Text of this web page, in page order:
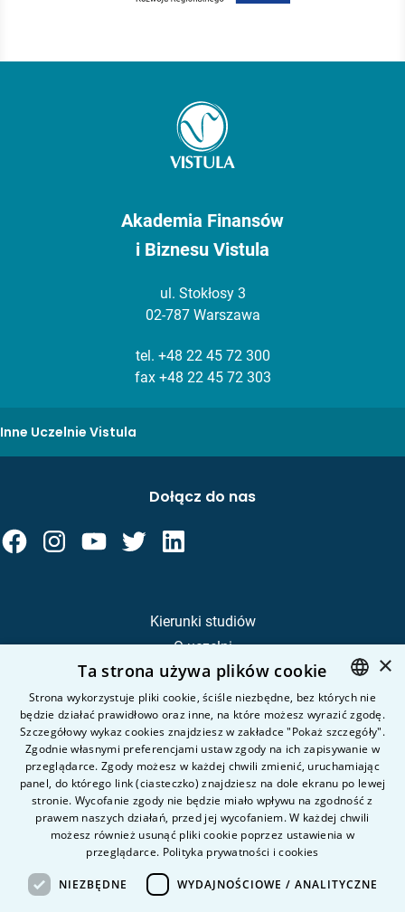
Akademia Finansów
i Biznesu Vistula
ul. Stokłosy 3
02-787 Warszawa
tel. +48 22 45 72 300
fax +48 22 45 72 303
Inne Uczelnie Vistula
Kierunki studiów
O uczelni
Kandydat
Student
Nauka i badania
Intranet
Pytania i odpowiedzi
Kontakt
Kariera na uczelni
Dołącz do nas
POLISH
ENGLISH
×
Ta strona używa plików cookie
Strona wykorzystuje pliki cookie, ściśle niezbędne, bez których nie
będzie działać prawidłowo oraz inne, na które możesz wyrazić zgodę.
Szczegółowy wykaz cookies znajdziesz w zakładce "Pokaż szczegóły".
Zgodnie własnymi preferencjami ustaw zgody na ich zapisywanie w
przeglądarce. Zgody możesz w każdej chwili zmienić, uruchamiając
panel, do którego link (ciasteczko) znajdziesz na dole ekranu po lewej
stronie. Wycofanie zgody nie będzie miało wpływu na zgodność z
prawem naszych działań, przed jej wycofaniem. W każdej chwili
możesz również usunąć pliki cookie poprzez ustawienia w
przeglądarce. Polityka prywatności i cookies
NIEZBĘDNE WYDAJNOŚCIOWE / ANALITYCZNE